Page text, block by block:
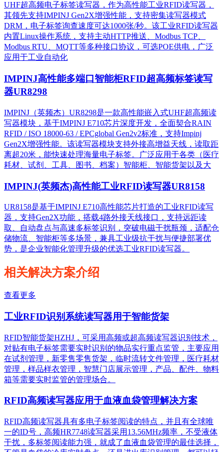
UHF超高频电子标签读写器，作为高性能工业RFID读写器，
其领先支持IMPINJ Gen2X增强性能，支持密集读写器模式
DRM，电子标签询查速度可达1000张/秒。该工业RFID读写器
内置Linux操作系统，支持主动HTTP推送、Modbus TCP、
Modbus RTU、MQTT等多种接口协议，可选POE供电，广泛
应用于工业自动化
IMPINJ高性能多端口智能柜RFID超高频标签读写
器UR8298
IMPINJ（英频杰）UR8298是一款高性能嵌入式UHF超高频读
写器模块，基于IMPINJ E710芯片深度开发，全面契合RAIN
RFID / ISO 18000-63 / EPCglobal Gen2v2标准，支持Impinj
Gen2X增强性能。该读写器模块支持外接高增益天线，读取距
离超20米，能快速处理海量电子标签。广泛应用于各类（医疗
耗材、试剂、工具、图书、档案）智能柜、智能货架以及大
IMPINJ(英频杰)高性能工业RFID读写器UR8158
UR8158是基于IMPINJ E710高性能芯片打造的工业RFID读写
器，支持Gen2X功能，搭载4路外接天线接口，支持远距读
取、自动盘点与高速多标签识别，突破电磁干扰瓶颈，适配仓
储物流、智能柜等多场景，兼具工业级抗干扰与便捷部署优
势，是企业智能化管理升级的优选工业RFID读写器。
相关解决方案介绍
查看更多
工业RFID识别系统读写器用于智能货架
RFID智能货架HZHJ，可采用高频或超高频读写器识别技术，
对贴有电子标签需要实时识别的物品实行重点监管，主要应用
在试剂管理，新零售零售货架，临时流转文件管理，医疗耗材
管理，样品样衣管理，智慧门店展示管理，产品、配件、物料
箱等需要实时监管的管理场合。
RFID高频读写器应用于血液血袋管理解决方案
RFID高频读写器具有多电子标签阅读的特点，并且有全球唯
一的ID号，高频HR7748读写器采用13.56MHz频率，不受液体
干扰，多标签阅读能力强，就成了血液血袋管理的最佳选择，